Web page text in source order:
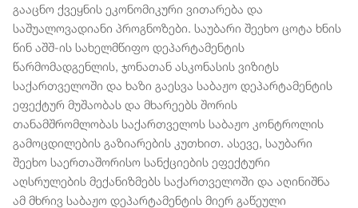
გააცნო ქვეყნის ეკონომიკური ვითარება და
საშუალოვადიანი პროგნოზები. საუბარი შეეხო ცოტა ხნის
წინ აშშ-ის სახელმწიფო დეპარტამენტის
წარმომადგენლის, ჯონათან ასკონასის ვიზიტს
საქართველოში და ხაზი გაესვა საბაჟო დეპარტამენტის
ეფექტურ მუშაობას და მხარეებს შორის
თანამშრომლობას საქართველოს საბაჟო კონტროლის
გამოცდილების გაზიარების კუთხით. ასევე, საუბარი
შეეხო საერთაშორისო სანქციების ეფექტური
აღსრულების მექანიზმებს საქართველოში და აღინიშნა
ამ მხრივ საბაჟო დეპარტამენტის მიერ გაწეული